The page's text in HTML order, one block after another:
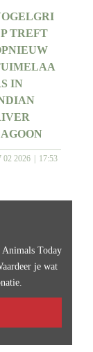
TREFT
IN
02 2026 17:53
Today
je wat